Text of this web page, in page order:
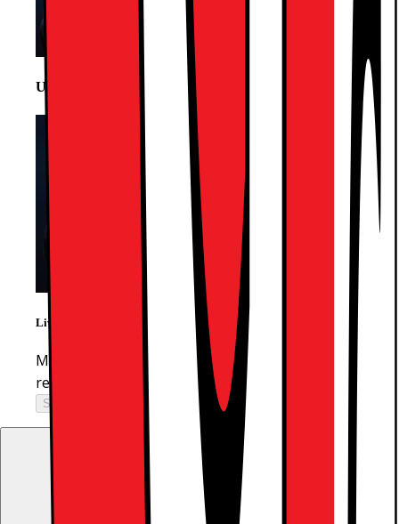
Usikker på hva du skal velge? Direkte hjelp fra butikk
LiveShopping
Med Live Shopping får du eksperthjelp til å finne det
rette produktet, direkte fra våre ansatte
Sjekker åpningstider...